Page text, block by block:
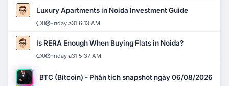
Luxury Apartments in Noida Investment Guide
0 Friday a31 6:13 AM
Is RERA Enough When Buying Flats in Noida?
0 Friday a31 5:37 AM
BTC (Bitcoin) - Phân tích snapshot ngày 06/08/2026